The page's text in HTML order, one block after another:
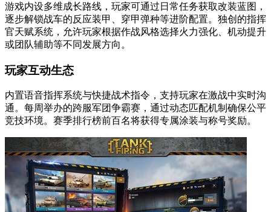
游戏内设多维成长路线，玩家可通过日常任务获取改装蓝图，
逐步解锁战车的反应装甲、穿甲弹种等进阶配置。独创的指挥
官天赋系统，允许玩家根据作战风格选择火力强化、机动提升
或团队辅助等不同发展方向。
玩家互动生态
内置语音指挥系统与快捷战术指令，支持玩家在激战中实时沟
通。每周举办的跨服军团争霸赛，通过动态匹配机制确保公平
竞技环境。赛季排行榜前百名将获得专属涂装与称号奖励。